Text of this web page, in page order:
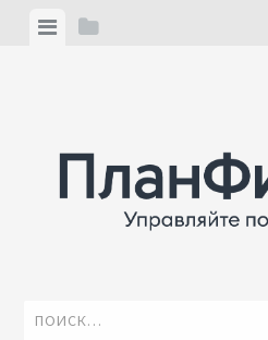
ViewView
Найти: